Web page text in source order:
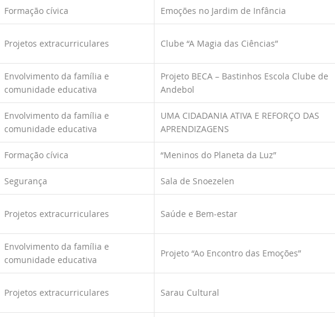
Formação cívica Emoções no Jardim de Infância
Projetos extracurriculares Clube “A Magia das Ciências”
Envolvimento da família e
comunidade educativa
Projeto BECA – Bastinhos Escola Clube de
Andebol
Envolvimento da família e
comunidade educativa
UMA CIDADANIA ATIVA E REFORÇO DAS
APRENDIZAGENS
Formação cívica “Meninos do Planeta da Luz”
Segurança Sala de Snoezelen
Projetos extracurriculares Saúde e Bem-estar
Envolvimento da família e
comunidade educativa
Projeto “Ao Encontro das Emoções”
Projetos extracurriculares Sarau Cultural